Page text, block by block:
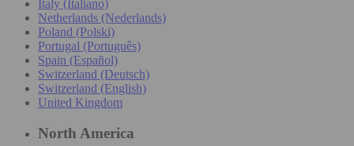
Italy (Italiano)
Netherlands (Nederlands)
Poland (Polski)
Portugal (Português)
Spain (Español)
Switzerland (Deutsch)
Switzerland (English)
United Kingdom
North America